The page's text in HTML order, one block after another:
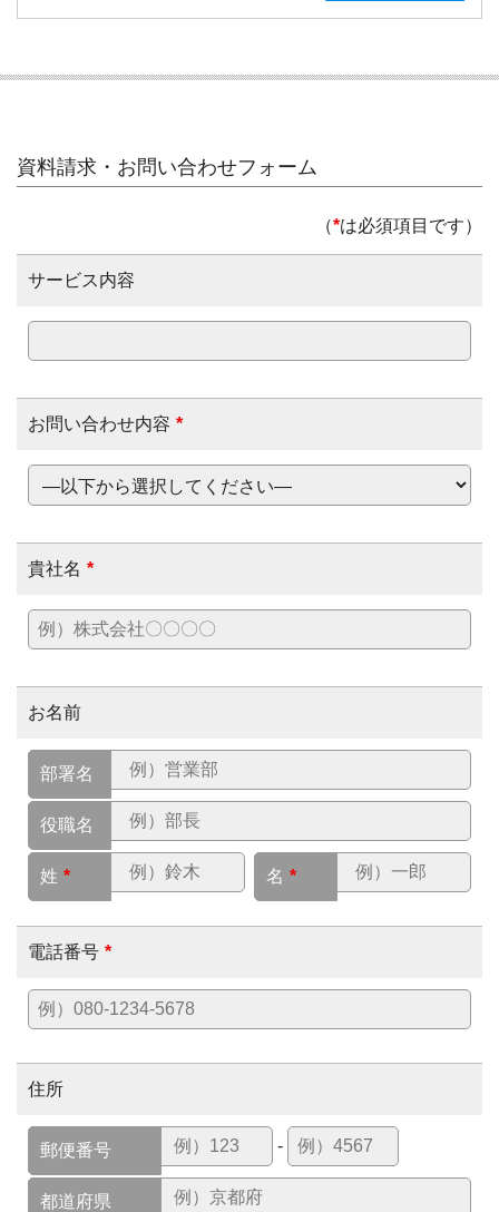
資料請求・お問い合わせフォーム
（*は必須項目です）
サービス内容
お問い合わせ内容 *
貴社名 *
お名前
部署名
役職名
姓 * 名 *
電話番号 *
住所
郵便番号 -
都道府県